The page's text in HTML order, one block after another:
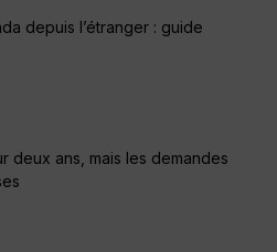
depuis l’étranger : guide
deux ans, mais les demandes